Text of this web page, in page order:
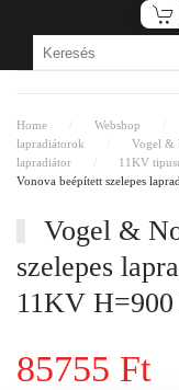
Fő tartalom átugrása
Home Webshop
lapradiátorok
Vogel &
lapradiátor
11KV
Vonova beépített szelepes
Vogel &
szelepes
11KV
85755 Ft